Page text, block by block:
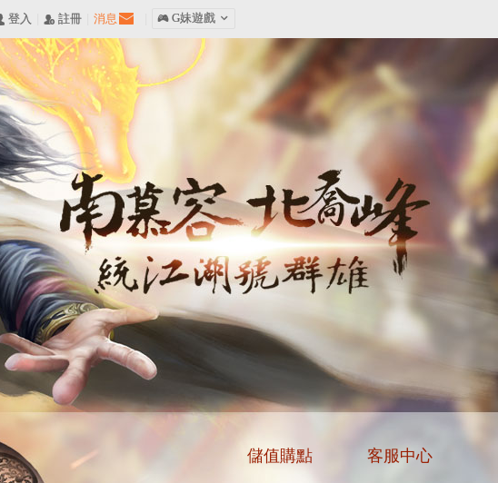
登入 󰅍 註冊 消息 󰀷 G妹遊戲 
客服中心
儲值購點